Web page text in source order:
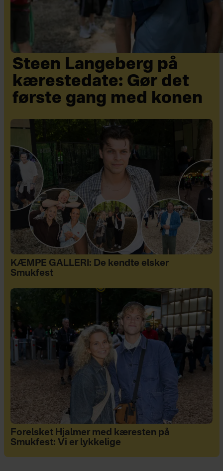
Steen Langeberg på
kærestedate: Gør det
første gang med konen
KÆMPE GALLERI: De kendte elsker
Smukfest
Forelsket Hjalmer med kæresten på
Smukfest: Vi er lykkelige